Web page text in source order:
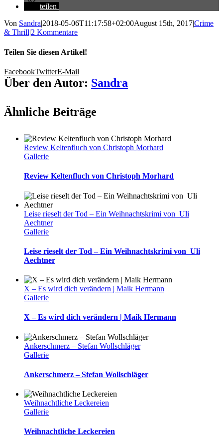
teilen
Von Sandra|2018-05-06T11:17:58+02:00August 15th, 2017|Crime
& Thrill|2 Kommentare
Teilen Sie diesen Artikel!
FacebookTwitterE-Mail
Über den Autor: Sandra
Ähnliche Beiträge
Review Keltenfluch von Christoph Morhard
Gallerie
Review Keltenfluch von Christoph Morhard
Leise rieselt der Tod – Ein Weihnachtskrimi von Uli
Aechtner
Gallerie
Leise rieselt der Tod – Ein Weihnachtskrimi von Uli
Aechtner
X – Es wird dich verändern | Maik Hermann
Gallerie
X – Es wird dich verändern | Maik Hermann
Ankerschmerz – Stefan Wollschläger
Gallerie
Ankerschmerz – Stefan Wollschläger
Weihnachtliche Leckereien
Gallerie
Weihnachtliche Leckereien